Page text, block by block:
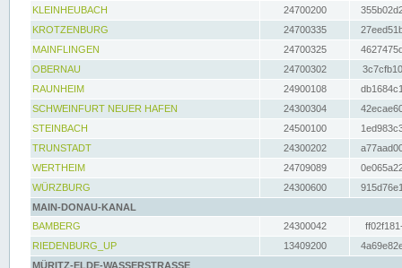
KLEINHEUBACH 24700200
KROTZENBURG
24700335
MAINFLINGEN
24700325
OBERNAU
24700302
RAUNHEIM
24900108
SCHWEINFURT NEUER HAFEN
24300304
STEINBACH
24500100
TRUNSTADT
24300202
WERTHEIM
24709089
WÜRZBURG
24300600
MAIN-DONAU-KANAL
BAMBERG
24300042
RIEDENBURG_UP
13409200
MÜRITZ-ELDE-WASSERSTRASSE